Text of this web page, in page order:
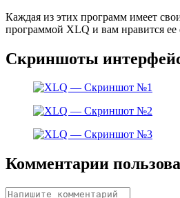
Каждая из этих программ имеет
программой XLQ и вам нравится ее
Скриншоты
Комментарии